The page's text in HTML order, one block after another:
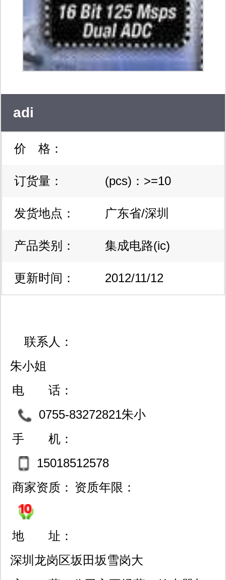
adi
价 格：
订货量： (pcs)：>=10
发货地点： 广东省/深圳
产品类别： 集成电路(ic)
更新时间： 2012/11/12
联系人：
朱小姐
电 话：
0755-83272821朱小
姐/0755-83272843 /李先
生/513762195
手 机：
15018512578
商家资质： 资质年限：
地 址：
深圳龙岗区坂田坂雪岗大